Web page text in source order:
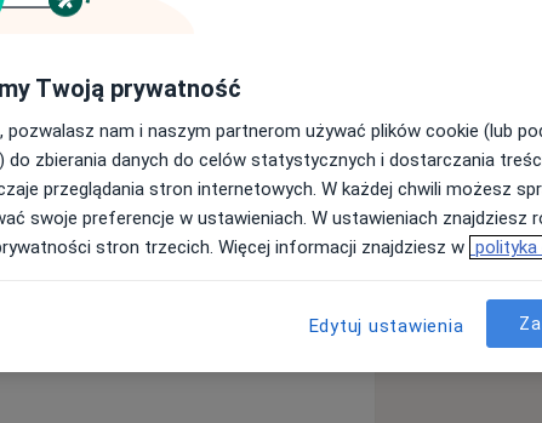
Doktorskiej w Katedrze
i zgłębiając medycynę opartą na
w licznych konferencjach
swoją wiedzę na temat
oraz proktologii.
Uroginekologicznego.
uroginekologicznej oraz terapii z
uczestnicząc w wykładach,
- edukuję pacjentki po
w opiece okołoporodowej,
Twoją prywatność
pozwalasz nam i naszym partnerom używać plików cookie (lub
do zbierania danych do celów statystycznych i dostarczania
przeglądania stron internetowych. W każdej chwili możesz
swoje preferencje w ustawieniach. W ustawieniach znajdziesz
stron trzecich. Więcej informacji znajdziesz w polityka
Edytuj ustawienia